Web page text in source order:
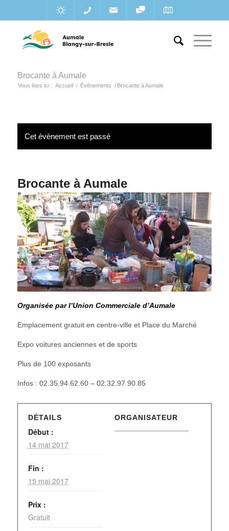
Brocante à Aumale
Vous êtes ici : Accueil / Évènements / Brocante à Aumale
Cet évènement est passé
Brocante à Aumale
Organisée par l’Union Commerciale d’Aumale
Emplacement gratuit en centre-ville et Place du Marché
Expo voitures anciennes et de sports
Plus de 100 exposants
Infos : 02.35.94.62.60 – 02.32.97.90.85
DÉTAILS
Début :
14 mai 2017
Fin :
15 mai 2017
Prix :
Gratuit
ORGANISATEUR